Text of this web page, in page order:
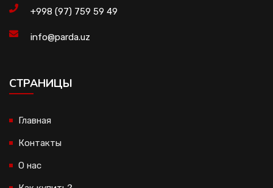
+998 (97) 759 59 49
info@parda.uz
CТРАНИЦЫ
Главная
Контакты
О нас